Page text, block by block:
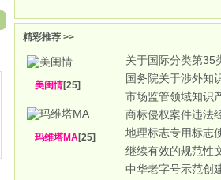
精彩推荐 >>
美闺情[25]
玛维塔MA[25]
关于国际分类第35
国务院关于涉外知
市场监管领域知识
商标侵权案件违法
地理标志专用标志
继续有效的规范性
中华老字号示范创